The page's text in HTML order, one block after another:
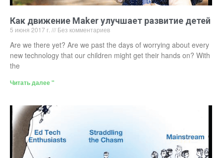
Как движение Maker улучшает развитие детей
5 июня 2017 г. Без комментариев
Are we there yet? Are we past the days of worrying about every
new technology that our children might get their hands on? With
the
Читать далее "